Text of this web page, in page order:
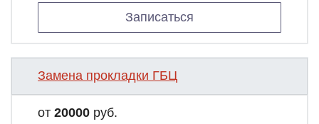
Записаться
Замена прокладки ГБЦ
от 20000 руб.